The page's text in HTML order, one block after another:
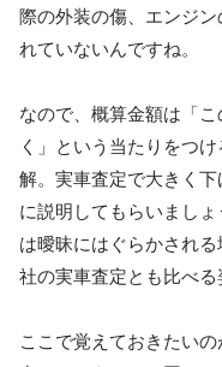
際の外装の傷、エンジ
れていないんですね。
なので、概算金額は「
く」という当たりをつ
解。実車査定で大きく
に説明してもらいまし
は曖昧にはぐらかされ
社の実車査定とも比べる
ここで覚えておきたいの